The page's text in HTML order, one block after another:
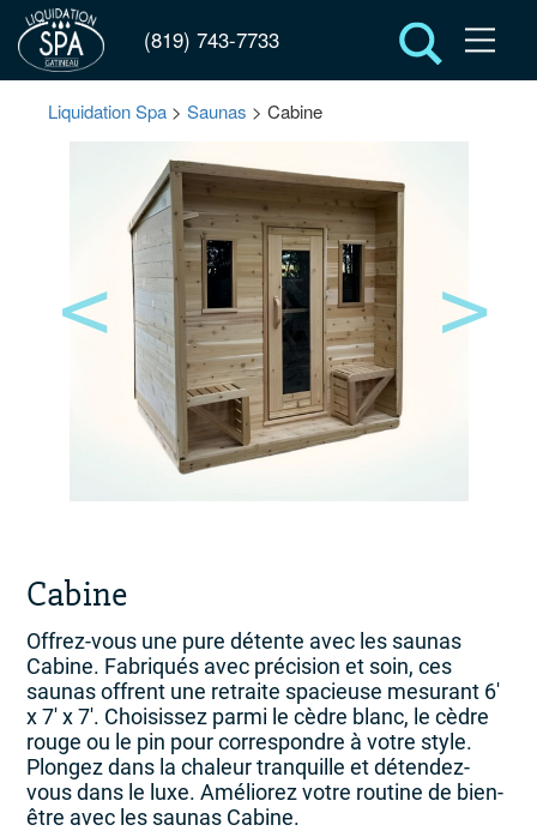
(819) 743-7733
Liquidation Spa >Saunas > Cabine
Cabine
Offrez-vous une pure détente avec les saunas
Cabine. Fabriqués avec précision et soin, ces
saunas offrent une retraite spacieuse mesurant 6′
x 7′ x 7′. Choisissez parmi le cèdre blanc, le cèdre
rouge ou le pin pour correspondre à votre style.
Plongez dans la chaleur tranquille et détendez-
vous dans le luxe. Améliorez votre routine de bien-
être avec les saunas Cabine.